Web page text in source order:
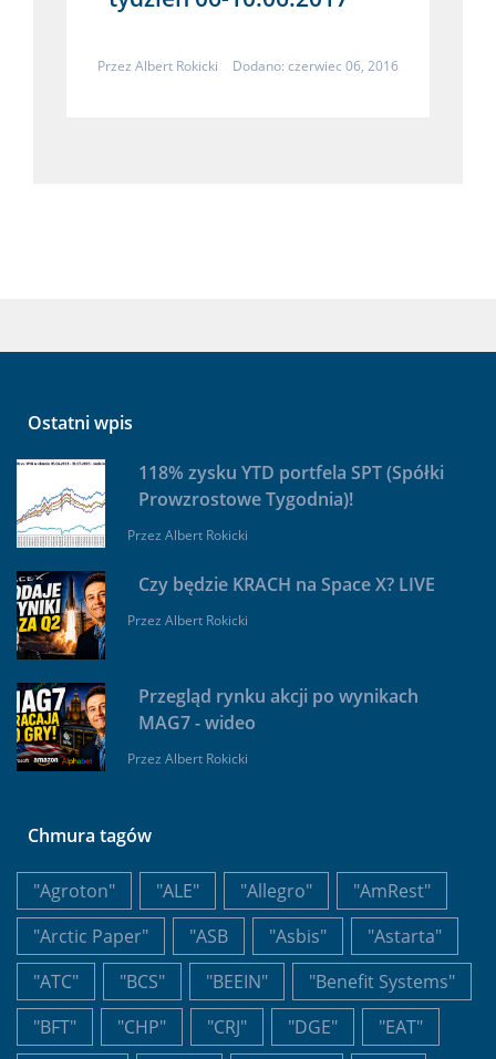
Przez Albert Rokicki Dodano: czerwiec 06, 2016
Ostatni wpis
118% zysku YTD portfela SPT (Spółki
Prowzrostowe Tygodnia)!
Przez Albert Rokicki
Czy będzie KRACH na Space X? LIVE
Przez Albert Rokicki
Przegląd rynku akcji po wynikach
MAG7 - wideo
Przez Albert Rokicki
Chmura tagów
"Agroton" "ALE" "Allegro"
"AmRest"
"Arctic Paper"
"ASB "Asbis"
"Astarta"
"ATC"
"BCS" "BEEIN"
"Benefit Systems"
"BFT"
"CHP" "CRJ" "DGE"
"EAT"